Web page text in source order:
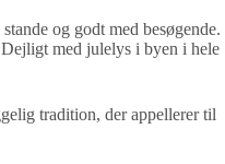
og godt med besøgende.
med julelys i byen i hele
tradition, der appellerer til